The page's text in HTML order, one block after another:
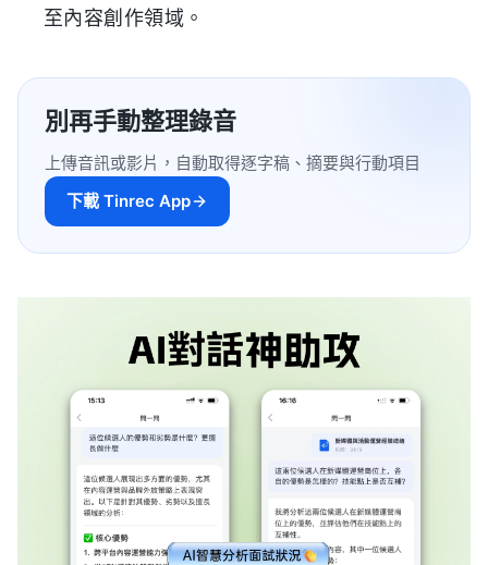
至內容創作領域。
別再手動整理錄音
上傳音訊或影片，自動取得逐字稿、摘要與行動項目
下載 Tinrec App